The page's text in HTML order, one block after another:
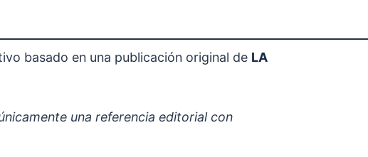
basado en una publicación original de LA
una referencia editorial con